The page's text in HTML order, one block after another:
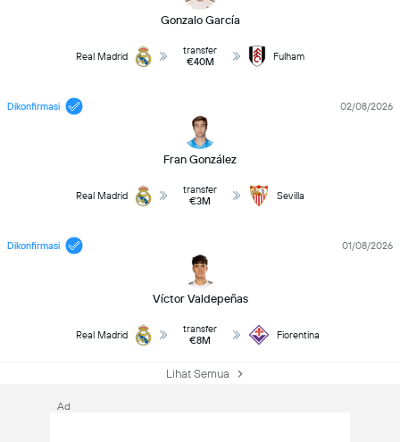
Gonzalo García
Real Madrid
transfer
€40M
Fulham
Dikonfirmasi
Fran González
02/08/2026
Real Madrid
transfer
€3M
Sevilla
Dikonfirmasi
Víctor Valdepeñas
01/08/2026
Real Madrid
transfer
€8M
Fiorentina
Lihat Semua
Ad